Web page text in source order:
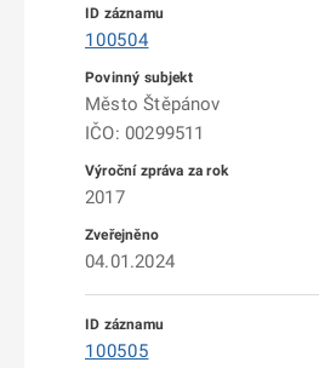
100504
Město Štěpánov
IČO: 00299511
2017
04.01.2024
100505